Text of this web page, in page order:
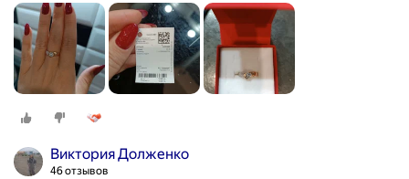
бесцветный
Виктория Долженко
46 отзывов